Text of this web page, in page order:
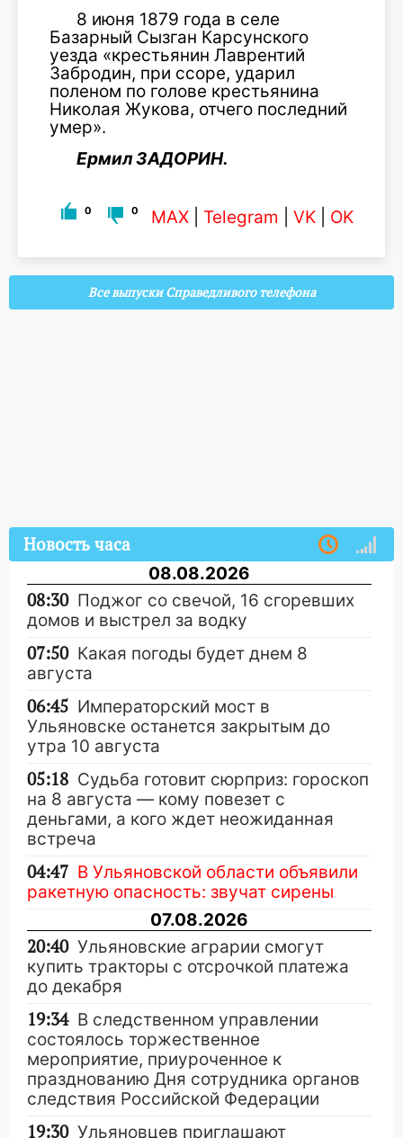
8 июня 1879 года в селе
Базарный Сызган Карсунского
уезда «крестьянин Лаврентий
Забродин, при ссоре, ударил
поленом по голове крестьянина
Николая Жукова, отчего последний
умер».
Ермил ЗАДОРИН.
0 0 MAX Telegram VK OK
Все выпуски Справедливого телефона
Новость часа
08.08.2026
08:30 Поджог со свечой, 16 сгоревших
домов и выстрел за водку
07:50 Какая погоды будет днем 8
августа
06:45 Императорский мост в
Ульяновске останется закрытым до
утра 10 августа
05:18 Судьба готовит сюрприз: гороскоп
на 8 августа — кому повезет с
деньгами, а кого ждет неожиданная
встреча
04:47 В Ульяновской области объявили
ракетную опасность: звучат сирены
07.08.2026
20:40 Ульяновские аграрии смогут
купить тракторы с отсрочкой платежа
до декабря
19:34 В следственном управлении
состоялось торжественное
мероприятие, приуроченное к
празднованию Дня сотрудника органов
следствия Российской Федерации
19:30 Ульяновцев приглашают